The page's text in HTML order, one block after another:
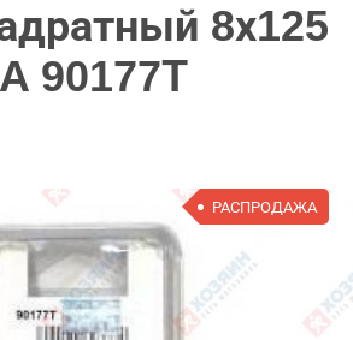
8х125
90177Т
РАСПРОДАЖА